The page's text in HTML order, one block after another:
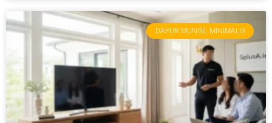
DAPUR MUNGIL MINIMALIS